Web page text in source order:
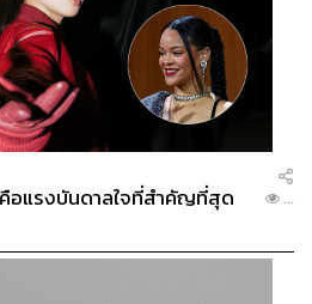
คือแรงบันดาลใจที่สำคัญที่สุด
...